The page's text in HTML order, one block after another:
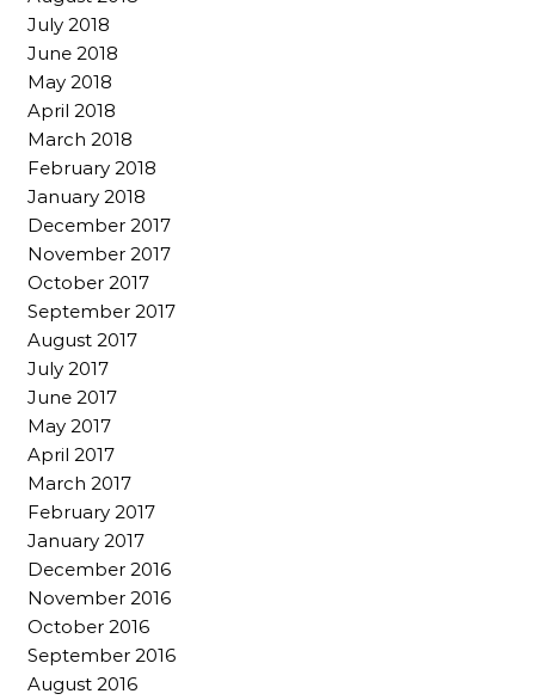
July 2018
June 2018
May 2018
April 2018
March 2018
February 2018
January 2018
December 2017
November 2017
October 2017
September 2017
August 2017
July 2017
June 2017
May 2017
April 2017
March 2017
February 2017
January 2017
December 2016
November 2016
October 2016
September 2016
August 2016